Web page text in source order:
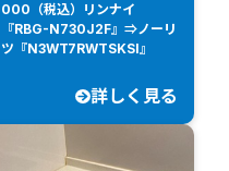
000（税込）リンナイ
『RBG-N730J2F』⇒ノーリ
ツ『N3WT7RWTSKSI』
詳しく見る